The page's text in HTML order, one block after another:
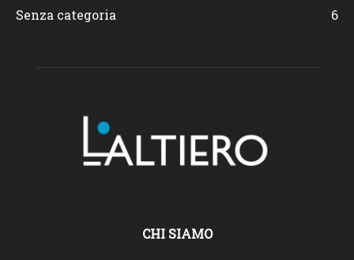
Senza categoria
6
CHI SIAMO